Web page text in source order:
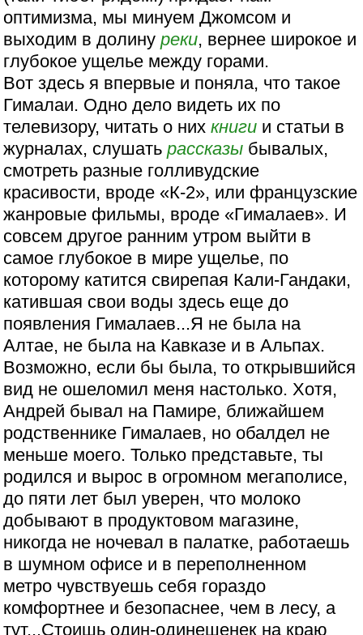
оптимизма, мы минуем Джомсом и
выходим в долинуреки, вернее широкое и
глубокое ущелье между горами.
Вот здесь я впервые и поняла, что такое
Гималаи. Одно дело видеть их по
телевизору, читать о нихкниги и статьи в
журналах, слушатьрассказы бывалых,
смотреть разные голливудские
красивости, вроде «К-2», или французские
жанровые фильмы, вроде «Гималаев». И
совсем другое ранним утром выйти в
самое глубокое в мире ущелье, по
которому катится свирепая Кали-Гандаки,
катившая свои воды здесь еще до
появления Гималаев...Я не была на
Алтае, не была на Кавказе и в Альпах.
Возможно, если бы была, то открывшийся
вид не ошеломил меня настолько. Хотя,
Андрей бывал на Памире, ближайшем
родственнике Гималаев, но обалдел не
меньше моего. Только представьте, ты
родился и вырос в огромном мегаполисе,
до пяти лет был уверен, что молоко
добывают в продуктовом магазине,
никогда не ночевал в палатке, работаешь
в шумном офисе и в переполненном
метро чувствуешь себя гораздо
комфортнее и безопаснее, чем в лесу, а
тут...Стоишь один-одинешенек на краю